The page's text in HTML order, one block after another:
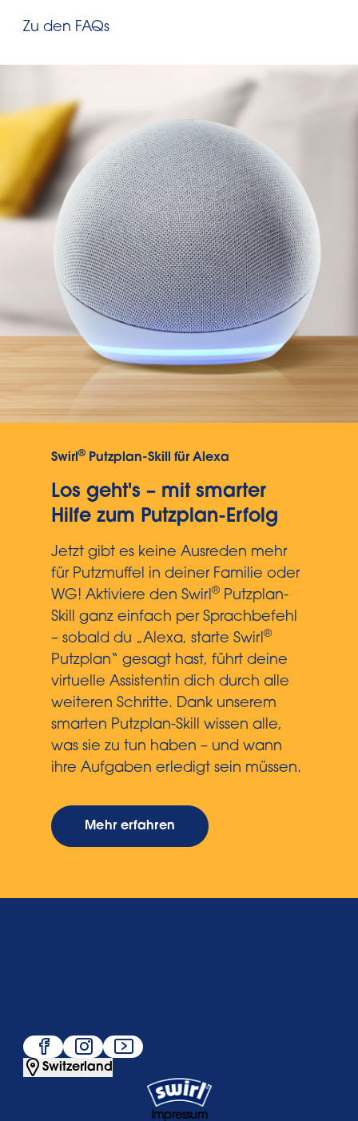
Zu den FAQs
Swirl ® Putzplan-Skill für Alexa
Los geht's – mit smarter
Hilfe zum Putzplan-Erfolg
Jetzt gibt es keine Ausreden mehr
für Putzmuffel in deiner Familie oder
WG! Aktiviere den Swirl® Putzplan-
Skill ganz einfach per Sprachbefehl
– sobald du „Alexa, starte Swirl®
Putzplan“ gesagt hast, führt deine
virtuelle Assistentin dich durch alle
weiteren Schritte. Dank unserem
smarten Putzplan-Skill wissen alle,
was sie zu tun haben – und wann
ihre Aufgaben erledigt sein müssen.
Mehr erfahren
Switzerland
Impressum